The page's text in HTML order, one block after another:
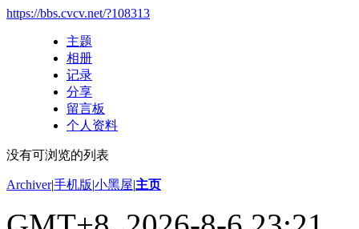
https://bbs.cvcv.net/?108313
主题
相册
记录
分享
留言板
个人资料
没有可浏览的列表
Archiver|手机版|小黑屋|主页